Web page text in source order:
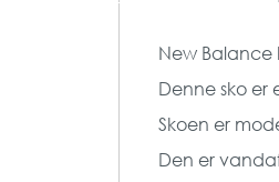
New Balance
Denne sko er
Skoen er
Den er